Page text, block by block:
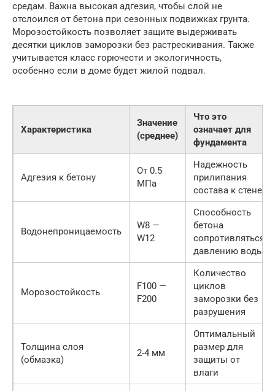
средам. Важна высокая адгезия, чтобы слой не
отслоился от бетона при сезонных подвижках грунта.
Морозостойкость позволяет защите выдерживать
десятки циклов заморозки без растрескивания. Также
учитывается класс горючести и экологичность,
особенно если в доме будет жилой подвал.
Характеристика
Значение
(среднее)
Что это
означает для
фундамента
Адгезия к бетону
От 0.5
МПа
Надежность
прилипания
состава к стене
Водонепроницаемость
W8 —
W12
Способность
бетона
сопротивляться
давлению воды
Морозостойкость
F100 —
F200
Количество
циклов
заморозки без
разрушения
Толщина слоя
(обмазка)
2-4 мм
Оптимальный
размер для
защиты от
влаги